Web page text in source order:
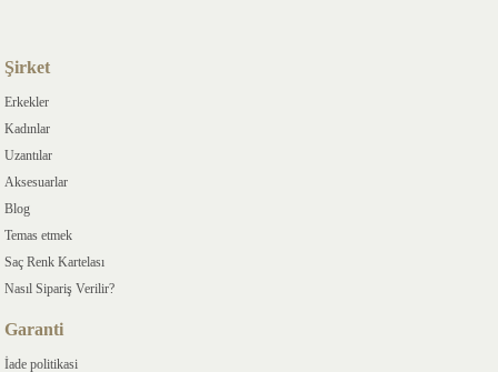
Şirket
Erkekler
Kadınlar
Uzantılar
Aksesuarlar
Blog
Temas etmek
Saç Renk Kartelası
Nasıl Sipariş Verilir?
Garanti
İade politikasi